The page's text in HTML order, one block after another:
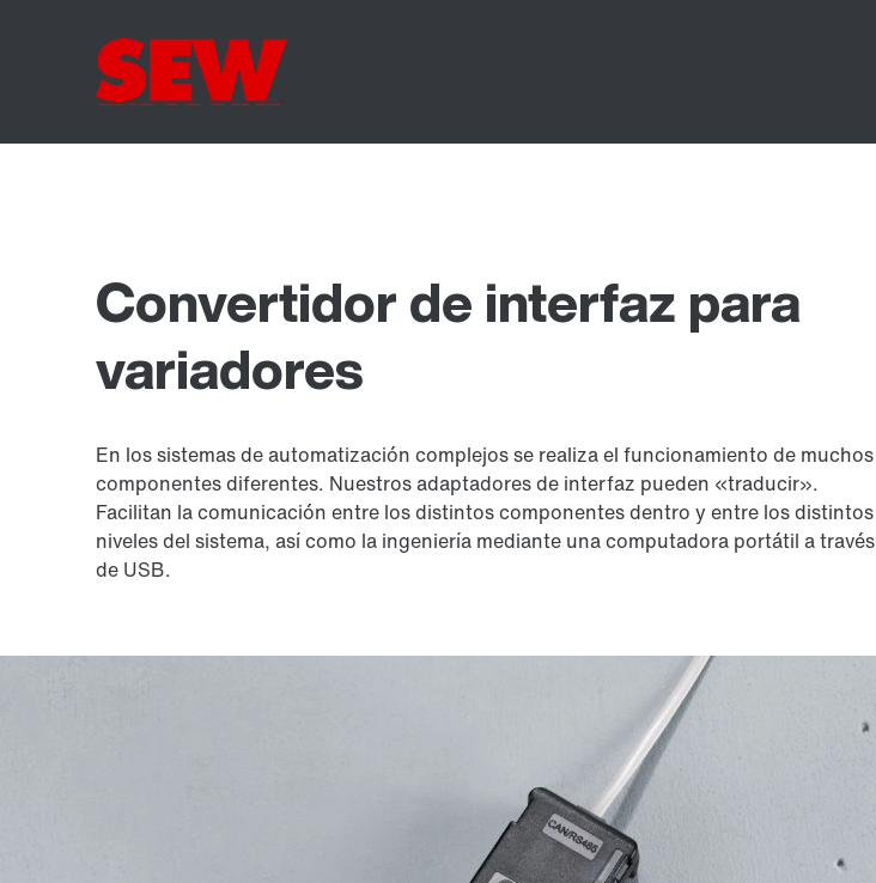
Convertidor de interfaz para
variadores
En los sistemas de automatización complejos se realiza el funcionamiento de muchos
componentes diferentes. Nuestros adaptadores de interfaz pueden «traducir».
Facilitan la comunicación entre los distintos componentes dentro y entre los distintos
niveles del sistema, así como la ingeniería mediante una computadora portátil a través
de USB.